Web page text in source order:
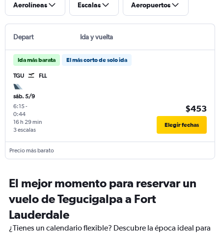
Aerolíneas Escalas Aeropuertos
Depart Ida y vuelta
Ida más barata El más corto de solo ida
TGU FLL
sáb. 5/9
6:15-
0:44
3 escalas
16 h 29 min
$453
Elegir fechas
Precio más barato
El mejor momento para reservar un
vuelo de Tegucigalpa a Fort
Lauderdale
¿Tienes un calendario flexible? Descubre la época ideal para